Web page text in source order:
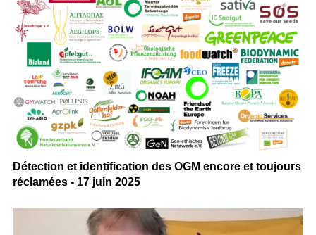
Détection et identification des OGM encore et toujours
réclamées - 17 juin 2025